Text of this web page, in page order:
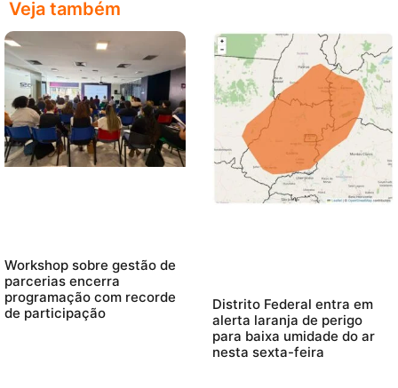
Veja também
Workshop sobre gestão de
parcerias encerra
programação com recorde
de participação
Distrito Federal entra em
alerta laranja de perigo
para baixa umidade do ar
nesta sexta-feira